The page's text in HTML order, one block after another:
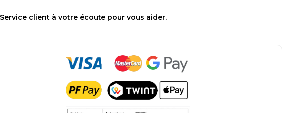
Service client à votre écoute pour vous aider.